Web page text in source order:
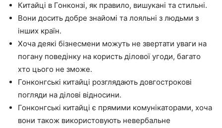
Китайці в Гонконзі, як правило, вишукані та стильні.
Вони досить добре знайомі та лояльні з людьми з
інших країн.
Хоча деякі бізнесмени можуть не звертати уваги на
погану поведінку на користь ділової угоди, багато
хто цього не зможе.
Гонконгські китайці розглядають довгострокові
погляди на ділові відносини.
Гонконгські китайці є прямими комунікаторами, хоча
вони також використовують невербальне